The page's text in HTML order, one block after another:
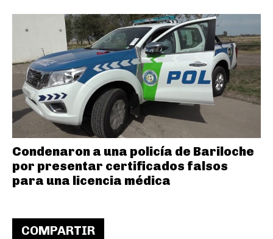
COMPARTIR
Condenaron a una policía de Bariloche
por presentar certificados falsos
para una licencia médica